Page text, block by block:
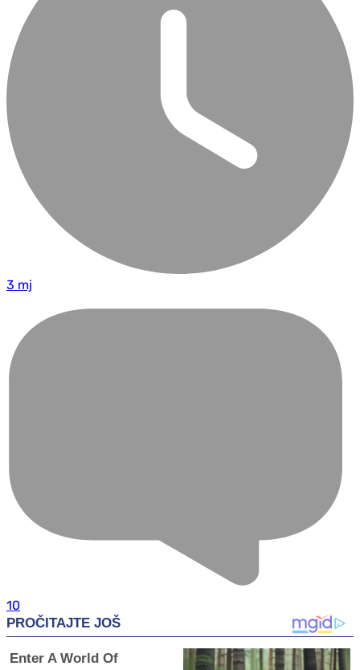
3 mj
10